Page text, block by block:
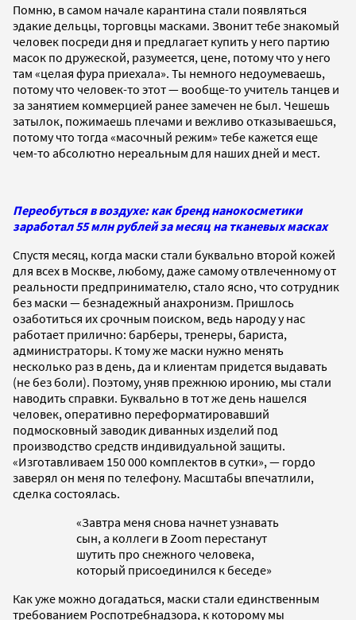
Помню, в самом начале карантина стали появляться
эдакие дельцы, торговцы масками. Звонит тебе знакомый
человек посреди дня и предлагает купить у него партию
масок по дружеской, разумеется, цене, потому что у него
там «целая фура приехала». Ты немного недоумеваешь,
потому что человек-то этот — вообще-то учитель танцев и
за занятием коммерцией ранее замечен не был. Чешешь
затылок, пожимаешь плечами и вежливо отказываешься,
потому что тогда «масочный режим» тебе кажется еще
чем-то абсолютно нереальным для наших дней и мест.
Переобуться в воздухе: как бренд нанокосметики
заработал 55 млн рублей за месяц на тканевых масках
Спустя месяц, когда маски стали буквально второй кожей
для всех в Москве, любому, даже самому отвлеченному от
реальности предпринимателю, стало ясно, что сотрудник
без маски — безнадежный анахронизм. Пришлось
озаботиться их срочным поиском, ведь народу у нас
работает прилично: барберы, тренеры, бариста,
администраторы. К тому же маски нужно менять
несколько раз в день, да и клиентам придется выдавать
(не без боли). Поэтому, уняв прежнюю иронию, мы стали
наводить справки. Буквально в тот же день нашелся
человек, оперативно переформатировавший
подмосковный заводик диванных изделий под
производство средств индивидуальной защиты.
«Изготавливаем 150 000 комплектов в сутки», — гордо
заверял он меня по телефону. Масштабы впечатлили,
сделка состоялась.
«Завтра меня снова начнет узнавать
сын, а коллеги в Zoom перестанут
шутить про снежного человека,
который присоединился к беседе»
Как уже можно догадаться, маски стали единственным
требованием Роспотребнадзора, к которому мы